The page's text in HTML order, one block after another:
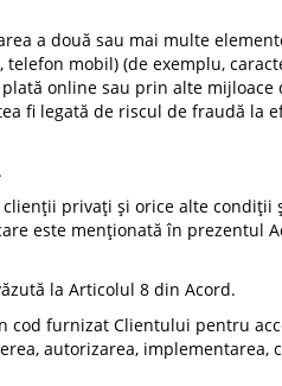
a două sau mai multe
mobil) (de exemplu,
online sau prin alte mijloace
fi legată de riscul de fraudă la
privați și orice alte condiții
este menționată în prezentul
la Articolul 8 din Acord.
cod furnizat Clientului pentru
autorizarea, implementarea,